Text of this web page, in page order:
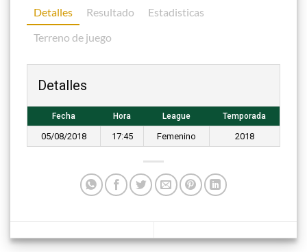
Detalles Resultado
Estadisticas
Terreno de juego
Detalles
Fecha Hora League Temporada
05/08/2018 17:45 Femenino 2018